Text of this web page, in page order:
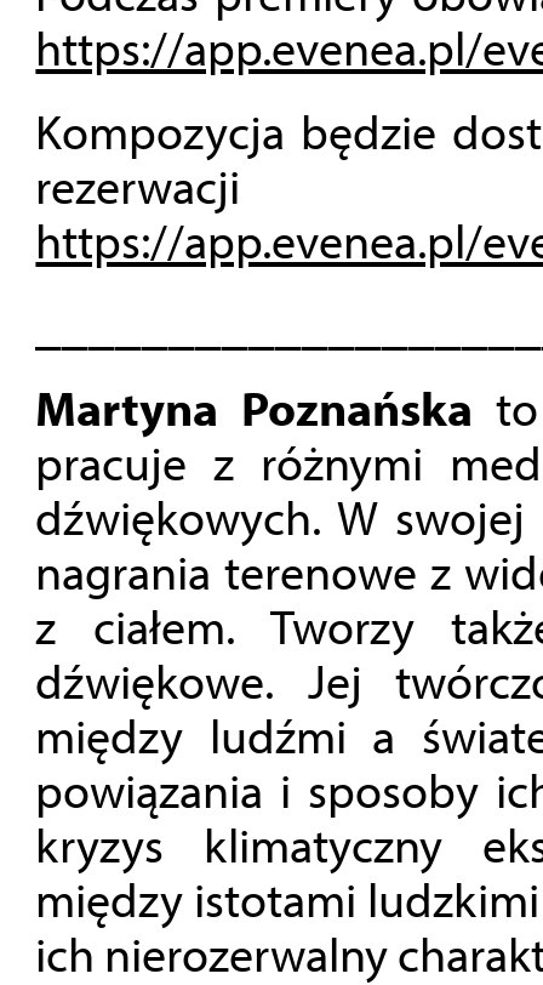
https://app.evenea.pl/
Kompozycja będzie
https://app.evenea.pl/
Martyna Poznańska
pracuje z różnymi
dźwiękowych. W swojej
nagrania terenowe z
z ciałem. Tworzy
dźwiękowe. Jej
między ludźmi a
powiązania i sposoby
kryzys klimatyczny
między istotami
ich nierozerwalny